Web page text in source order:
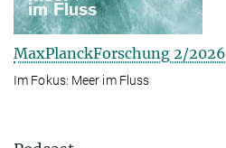
MaxPlanckForschung 2/2026
Im Fokus: Meer im Fluss